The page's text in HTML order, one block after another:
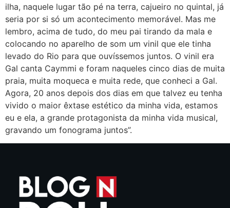
ilha, naquele lugar tão pé na terra, cajueiro no quintal, já
seria por si só um acontecimento memorável. Mas me
lembro, acima de tudo, do meu pai tirando da mala e
colocando no aparelho de som um vinil que ele tinha
levado do Rio para que ouvíssemos juntos. O vinil era
Gal canta Caymmi e foram naqueles cinco dias de muita
praia, muita moqueca e muita rede, que conheci a Gal.
Agora, 20 anos depois dos dias em que talvez eu tenha
vivido o maior êxtase estético da minha vida, estamos
eu e ela, a grande protagonista da minha vida musical,
gravando um fonograma juntos”.